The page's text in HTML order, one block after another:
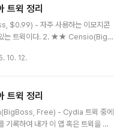
트윅 정리
$0.99) - 자주 사용하는 이모지콘
있는 트윅이다. 2. ★★ Censio(BigB
유사하다. 앱스토어-스타일의 리뷰 및
며, 이용(불펌)허락을 하지 않습니다.
콘텐츠(기사, 이미지)의 무단 도용, 전
합니다. 이를 어길 시 민, 형사상 책임
10. 12.
트윅 정리
Free) - Cydia 트윅 중에
기록하여 내가 이 앱 혹은 트윅을 얼